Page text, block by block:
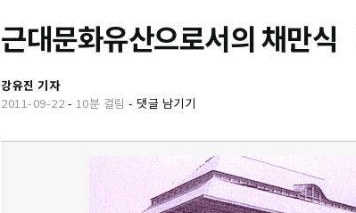
근대문화유산으로서의 채만식
강유진 기자
2011-09-22 - 10분 걸림 - 댓글 남기기